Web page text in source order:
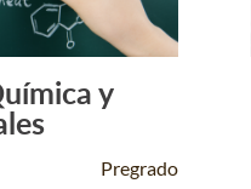
Leer Más +
y
Pregrado